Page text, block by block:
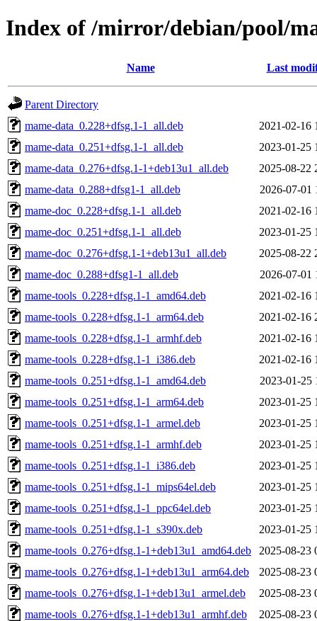
Index of /mirror/debian/pool/
Name Last
Parent Directory
mame-data_0.228+dfsg.1-1_all.deb
2021-02-16
mame-data_0.251+dfsg.1-1_all.deb
2023-01-25
mame-data_0.276+dfsg.1-1+deb13u1_all.deb
2025-08-22
mame-data_0.288+dfsg1-1_all.deb
2026-07-01
mame-doc_0.228+dfsg.1-1_all.deb
2021-02-16
mame-doc_0.251+dfsg.1-1_all.deb
2023-01-25
mame-doc_0.276+dfsg.1-1+deb13u1_all.deb
2025-08-22
mame-doc_0.288+dfsg1-1_all.deb
2026-07-01
mame-tools_0.228+dfsg.1-1_amd64.deb
2021-02-16
mame-tools_0.228+dfsg.1-1_arm64.deb
2021-02-16
mame-tools_0.228+dfsg.1-1_armhf.deb
2021-02-16
mame-tools_0.228+dfsg.1-1_i386.deb
2021-02-16
mame-tools_0.251+dfsg.1-1_amd64.deb
2023-01-25
mame-tools_0.251+dfsg.1-1_arm64.deb
2023-01-25
mame-tools_0.251+dfsg.1-1_armel.deb
2023-01-25
mame-tools_0.251+dfsg.1-1_armhf.deb
2023-01-25
mame-tools_0.251+dfsg.1-1_i386.deb
2023-01-25
mame-tools_0.251+dfsg.1-1_mips64el.deb
2023-01-25
mame-tools_0.251+dfsg.1-1_ppc64el.deb
2023-01-25
mame-tools_0.251+dfsg.1-1_s390x.deb
2023-01-25
mame-tools_0.276+dfsg.1-1+deb13u1_amd64.deb
2025-08-23
mame-tools_0.276+dfsg.1-1+deb13u1_arm64.deb
2025-08-23
mame-tools_0.276+dfsg.1-1+deb13u1_armel.deb
2025-08-23
mame-tools_0.276+dfsg.1-1+deb13u1_armhf.deb
2025-08-23